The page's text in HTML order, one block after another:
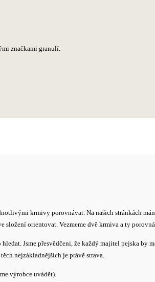
značkami granulí.
krmivy porovnávat. Na našich stránkách
orientovat. Vezmeme dvě krmiva a ty
Jsme přesvědčeni, že každý majitel pejska by
nejzákladnějších je právě strava.
výrobce uvádět).